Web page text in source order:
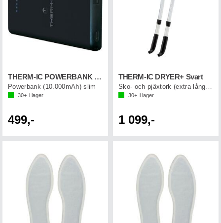
THERM-IC POWERBANK SLIM 10.000 mAh
Powerbank (10.000mAh) slim
30+ i lager
499,-
THERM-IC DRYER+ Svart
Sko- och pjäxtork (extra långa rör)
30+ i lager
1 099,-